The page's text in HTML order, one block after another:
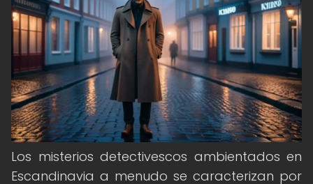
Los misterios detectivescos ambientados en
Escandinavia a menudo se caracterizan por